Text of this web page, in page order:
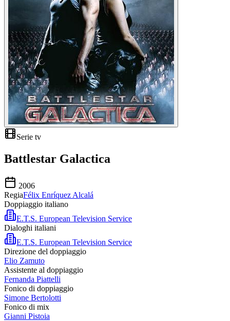
Serie tv
Battlestar Galactica
2006
RegiaFélix Enríquez Alcalá
Doppiaggio italiano
E.T.S. European Television Service
Dialoghi italiani
E.T.S. European Television Service
Direzione del doppiaggio
Elio Zamuto
Assistente al doppiaggio
Fernanda Piattelli
Fonico di doppiaggio
Simone Bertolotti
Fonico di mix
Gianni Pistoia